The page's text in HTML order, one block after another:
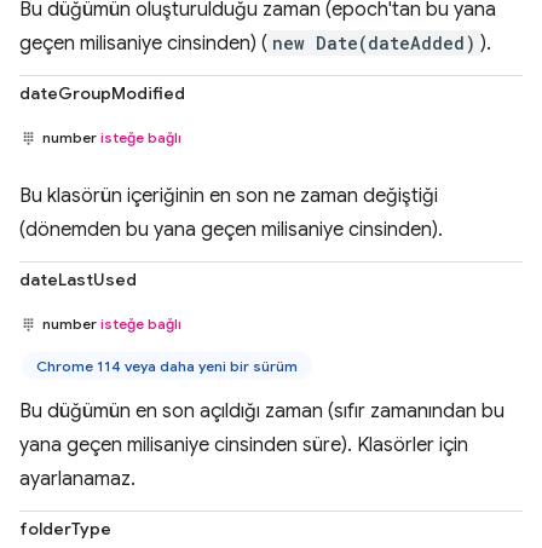
Bu düğümün oluşturulduğu zaman (epoch'tan bu yana
geçen milisaniye cinsinden) ( new Date(dateAdded) ).
dateGroupModified
number isteğe bağlı
Bu klasörün içeriğinin en son ne zaman değiştiği
(dönemden bu yana geçen milisaniye cinsinden).
dateLastUsed
number isteğe bağlı
Chrome 114 veya daha yeni bir sürüm
Bu düğümün en son açıldığı zaman (sıfır zamanından bu
yana geçen milisaniye cinsinden süre). Klasörler için
ayarlanamaz.
folderType